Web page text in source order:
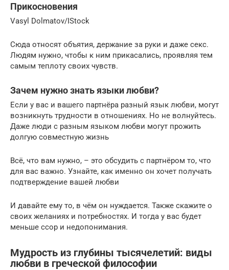
Прикосновения
Vasyl Dolmatov/IStock
Сюда относят объятия, держание за руки и даже секс.
Людям нужно, чтобы к ним прикасались, проявляя тем
самым теплоту своих чувств.
Зачем нужно знать языки любви?
Если у вас и вашего партнёра разный язык любви, могут
возникнуть трудности в отношениях. Но не волнуйтесь.
Даже люди с разным языком любви могут прожить
долгую совместную жизнь
Всё, что вам нужно, – это обсудить с партнёром то, что
для вас важно. Узнайте, как именно он хочет получать
подтверждение вашей любви
И давайте ему то, в чём он нуждается. Также скажите о
своих желаниях и потребностях. И тогда у вас будет
меньше ссор и недопонимания.
Мудрость из глубины тысячелетий: виды
любви в греческой философии